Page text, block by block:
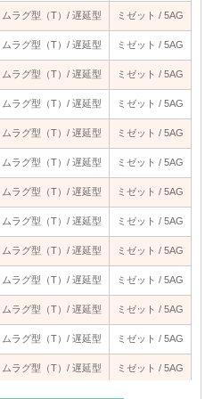
ラグ型（T）/ 遅延型 ミゼット / 5AG
ラグ型（T）/ 遅延型 ミゼット / 5AG
ラグ型（T）/ 遅延型 ミゼット / 5AG
ラグ型（T）/ 遅延型 ミゼット / 5AG
ラグ型（T）/ 遅延型 ミゼット / 5AG
ラグ型（T）/ 遅延型 ミゼット / 5AG
ラグ型（T）/ 遅延型 ミゼット / 5AG
ラグ型（T）/ 遅延型 ミゼット / 5AG
ラグ型（T）/ 遅延型 ミゼット / 5AG
ラグ型（T）/ 遅延型 ミゼット / 5AG
ラグ型（T）/ 遅延型 ミゼット / 5AG
ラグ型（T）/ 遅延型 ミゼット / 5AG
ラグ型（T）/ 遅延型 ミゼット / 5AG
ムラグ型（T）/ 遅延型 ミゼット / 5AG
ラグ型（T）/ 遅延型 ミゼット / 5AG
ラグ型（T）/ 遅延型 ミゼット / 5AG
ラグ型（T）/ 遅延型 ミゼット / 5AG
ラグ型（T）/ 遅延型 ミゼット / 5AG
ラグ型（T）/ 遅延型 ミゼット / 5AG
ラグ型（T）/ 遅延型 ミゼット / 5AG
ラグ型（T）/ 遅延型 ミゼット / 5AG
ラグ型（T）/ 遅延型 ミゼット / 5AG
ラグ型（T）/ 遅延型 ミゼット / 5AG
ラグ型（T）/ 遅延型 ミゼット / 5AG
ラグ型（T）/ 遅延型 ミゼット / 5AG
ラグ型（T）/ 遅延型 ミゼット / 5AG
ラグ型（T）/ 遅延型 ミゼット / 5AG
ムラグ型（T）/ 遅延型 ミゼット / 5AG